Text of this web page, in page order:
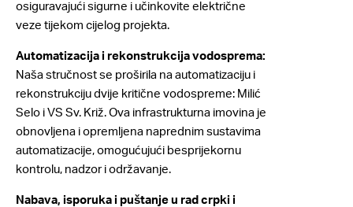
osiguravajući sigurne i učinkovite električne
veze tijekom cijelog projekta.
Automatizacija i rekonstrukcija vodosprema:
Naša stručnost se proširila na automatizaciju i
rekonstrukciju dvije kritične vodospreme: Milić
Selo i VS Sv. Križ. Ova infrastrukturna imovina je
obnovljena i opremljena naprednim sustavima
automatizacije, omogućujući besprijekornu
kontrolu, nadzor i održavanje.
Nabava, isporuka i puštanje u rad crpki i